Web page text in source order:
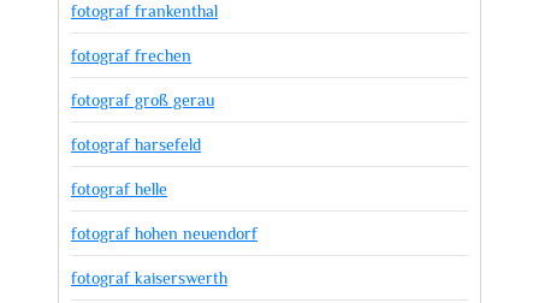
fotograf frankenthal
fotograf frechen
fotograf groß gerau
fotograf harsefeld
fotograf helle
fotograf hohen neuendorf
fotograf kaiserswerth